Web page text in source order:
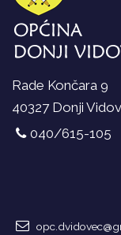
Rade Končara 9
40327 Donji
040/615-105